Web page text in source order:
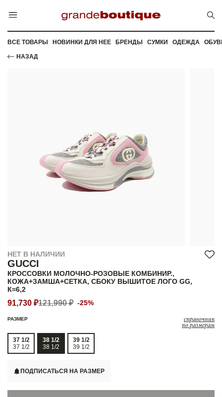
ВСЕ ТОВАРЫ НОВИНКИ ДЛЯ НЕЕ БРЕНДЫ СУМКИ ОДЕЖДА
НАЗАД
НЕТ В НАЛИЧИИ
GUCCI
КРОССОВКИ МОЛОЧНО-РОЗОВЫЕ КОМБИНИР.,
КОЖА+ЗАМША+СЕТКА, СБОКУ ВЫШИТОЕ ЛОГО GG,
К=6,2
91,730 ₽121,990 ₽ -25%
РАЗМЕР справочник
по размерам
37 1/2
37 1/2
38 1/2
38 1/2
39 1/2
39 1/2
ПОДПИСАТЬСЯ НА РАЗМЕР